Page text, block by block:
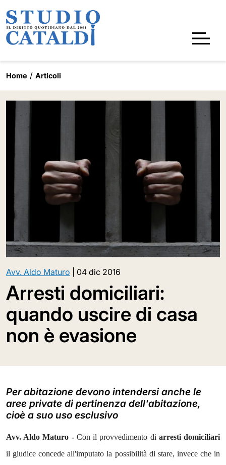
Home Articoli
Avv. Aldo Maturo 04 dic 2016
Arresti domiciliari:
quando uscire di casa
non è evasione
Per abitazione devono intendersi anche le
aree private di pertinenza dell'abitazione,
cioè a suo uso esclusivo
Avv. Aldo Maturo - Con il provvedimento di arresti domiciliari
il giudice concede all'imputato la possibilità di stare, invece che in